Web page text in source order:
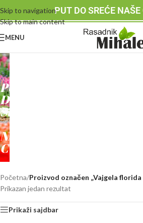
Skip to navigation
Skip to main content
PUT DO SREĆE NAŠE
MENU
RASADNIK
MIHALEK
PUT
DO
SREĆE
-
NAŠE
CVEĆE
Početna/Proizvod označen „Vajgela
Prikazan jedan rezultat
Prikaži sajdbar